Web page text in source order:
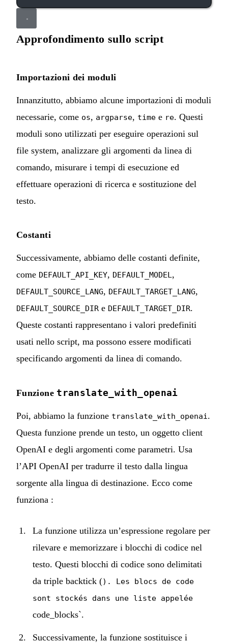
Approfondimento sullo script
Importazioni dei moduli
Innanzitutto, abbiamo alcune importazioni di moduli
necessarie, come os, argparse, time e re. Questi
moduli sono utilizzati per eseguire operazioni sul
file system, analizzare gli argomenti da linea di
comando, misurare i tempi di esecuzione ed
effettuare operazioni di ricerca e sostituzione del
testo.
Costanti
Successivamente, abbiamo delle costanti definite,
come DEFAULT_API_KEY, DEFAULT_MODEL ,
DEFAULT_SOURCE_LANG, DEFAULT_TARGET_LANG,
DEFAULT_SOURCE_DIR e DEFAULT_TARGET_DIR.
Queste costanti rappresentano i valori predefiniti
usati nello script, ma possono essere modificati
specificando argomenti da linea di comando.
Funzione translate_with_openai
Poi, abbiamo la funzione translate_with_openai .
Questa funzione prende un testo, un oggetto client
OpenAI e degli argomenti come parametri. Usa
l’API OpenAI per tradurre il testo dalla lingua
sorgente alla lingua di destinazione. Ecco come
funziona :
La funzione utilizza un’espressione regolare per
rilevare e memorizzare i blocchi di codice nel
testo. Questi blocchi di codice sono delimitati
da triple backtick (). Les blocs de code
sont stockés dans une liste appelée
code_blocks`.
Successivamente, la funzione sostituisce i